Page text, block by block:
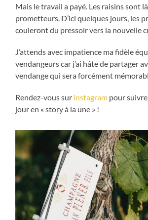
Mais le travail a payé. Les raisins sont
prometteurs. D’ici quelques jours, les
couleront du pressoir vers la nouvelle
J’attends avec impatience ma fidèle
vendangeurs car j’ai hâte de partager
vendange qui sera forcément
Rendez-vous sur instagram pour
jour en « story à la une » !